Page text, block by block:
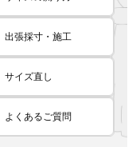
出張採寸・施工
サイズ直し
よくあるご質問